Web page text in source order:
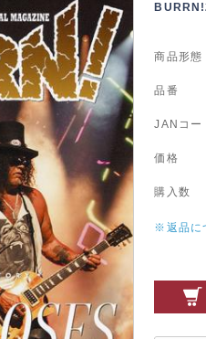
商品形態
品番
JANコー
価格
購入数
※返品に